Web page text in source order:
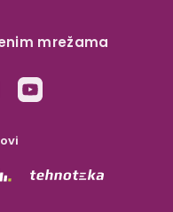
mrežama